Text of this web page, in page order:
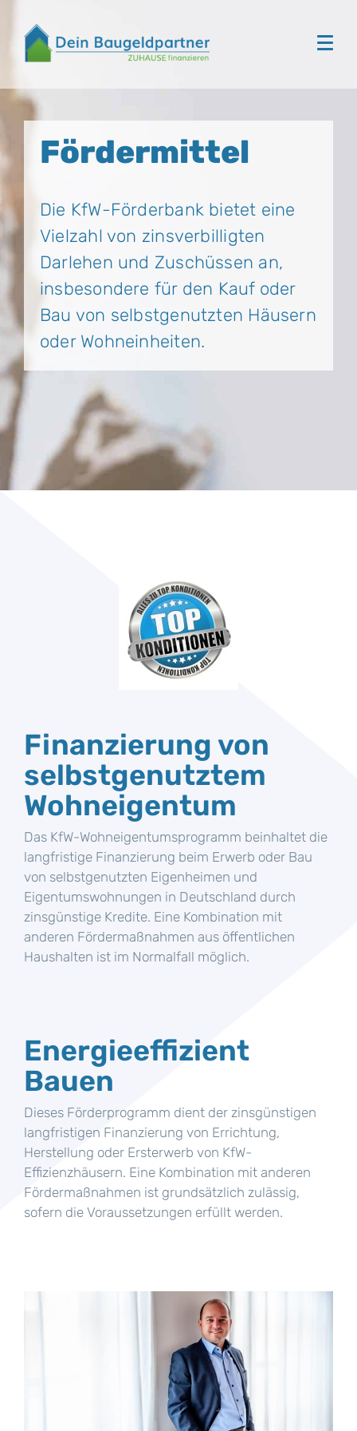
Fördermittel
Die KfW-Förderbank bietet eine
Vielzahl von zinsverbilligten
Darlehen und Zuschüssen an,
insbesondere für den Kauf oder
Bau von selbstgenutzten Häusern
oder Wohneinheiten.
Finanzierung von
selbstgenutztem
Wohneigentum
Das KfW-Wohneigentumsprogramm beinhaltet die
langfristige Finanzierung beim Erwerb oder Bau
von selbstgenutzten Eigenheimen und
Eigentumswohnungen in Deutschland durch
zinsgünstige Kredite. Eine Kombination mit
anderen Fördermaßnahmen aus öffentlichen
Haushalten ist im Normalfall möglich.
Energieeffizient
Bauen
Dieses Förderprogramm dient der zinsgünstigen
langfristigen Finanzierung von Errichtung,
Herstellung oder Ersterwerb von KfW-
Effizienzhäusern. Eine Kombination mit anderen
Fördermaßnahmen ist grundsätzlich zulässig,
sofern die Voraussetzungen erfüllt werden.